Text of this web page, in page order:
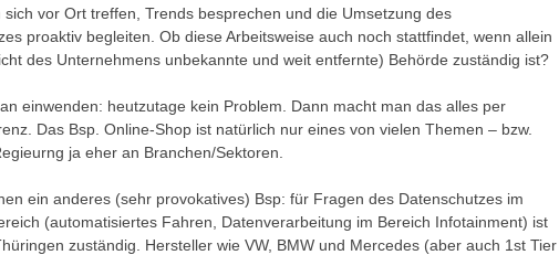
sich vor Ort treffen, Trends besprechen und die Umsetzung des
proaktiv begleiten. Ob diese Arbeitsweise auch noch stattfindet, wenn allein
des Unternehmens unbekannte und weit entfernte) Behörde zuständig ist?
einwenden: heutzutage kein Problem. Dann macht man das alles per
Das Bsp. Online-Shop ist natürlich nur eines von vielen Themen – bzw.
ja eher an Branchen/Sektoren.
ein anderes (sehr provokatives) Bsp: für Fragen des Datenschutzes im
(automatisiertes Fahren, Datenverarbeitung im Bereich Infotainment) ist
zuständig. Hersteller wie VW, BMW und Mercedes (aber auch 1st Tier